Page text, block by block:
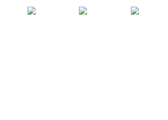
avec Zoé Tom Lou